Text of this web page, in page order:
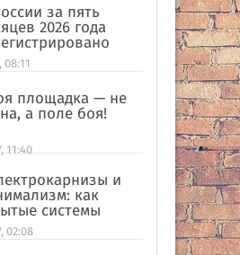
2026 года
число
08:11
а поле боя!
11:40
как
системы
интерьер
02:08